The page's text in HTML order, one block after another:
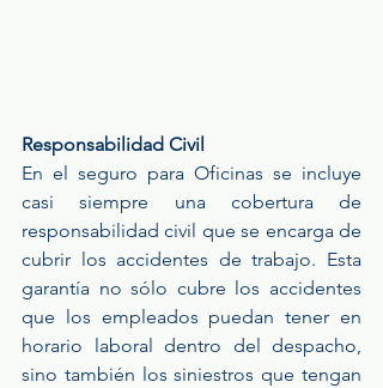
Responsabilidad Civil
En el seguro para Oficinas se incluye
casi siempre una cobertura de
responsabilidad civil que se encarga de
cubrir los accidentes de trabajo. Esta
garantía no sólo cubre los accidentes
que los empleados puedan tener en
horario laboral dentro del despacho,
sino también los siniestros que tengan